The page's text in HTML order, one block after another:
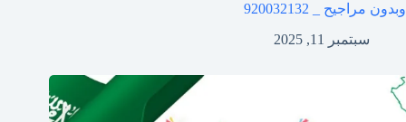
وبدون مراجيح _ 920032132
سبتمبر 11, 2025